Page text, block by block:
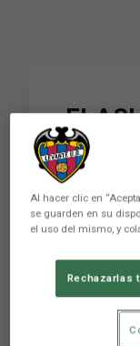
FLASH |
con todo
Al hacer clic en
se guarden en su
el uso del mismo, y
Rechazarlas